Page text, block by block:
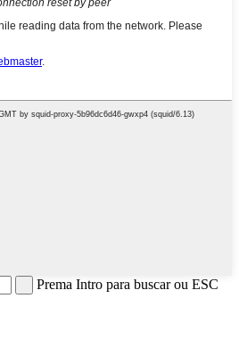
Prema Intro para buscar ou ESC